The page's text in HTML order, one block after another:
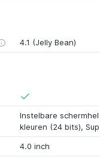
4.1 (Jelly Bean)
Instelbare
kleuren (24 bits), Super
4.0 inch